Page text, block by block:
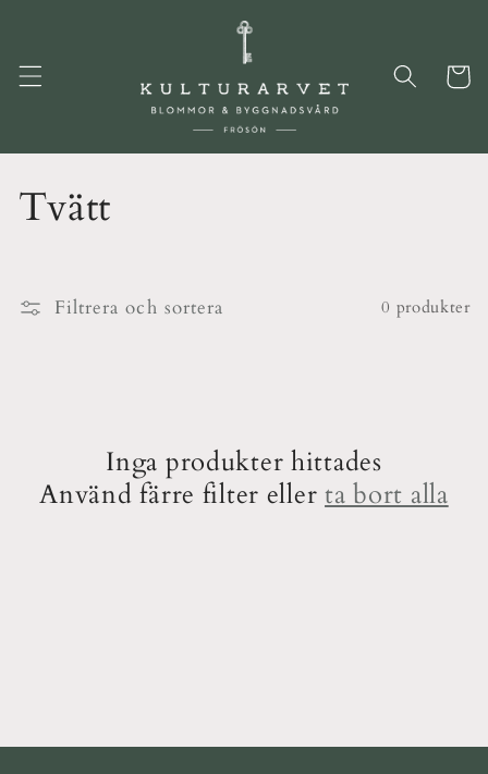
P
o
e
Tvätt
Filtrera och sortera 0 produkter
Inga produkter hittades
Använd färre filter ellerta bort alla